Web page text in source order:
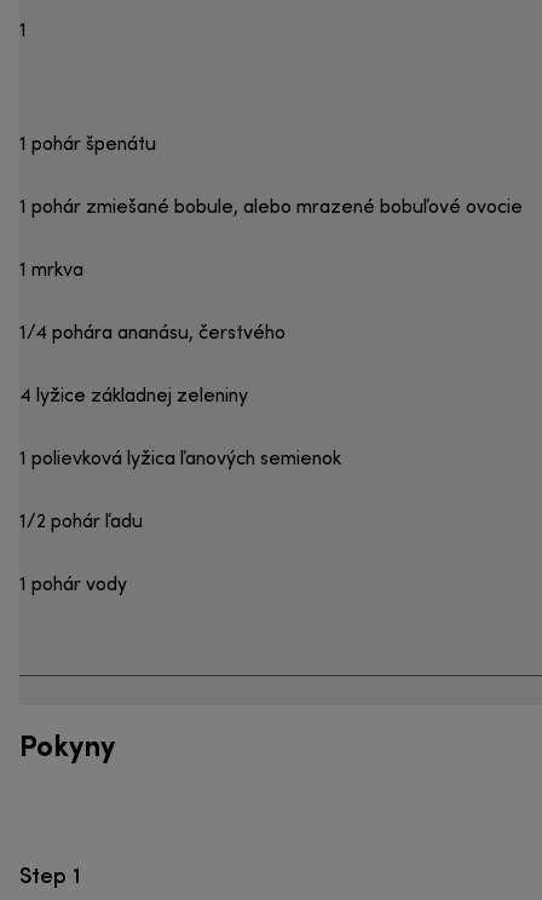
1
1 pohár špenátu
1 pohár zmiešané bobule, alebo mrazené bobuľové ovocie
1 mrkva
1/4 pohára ananásu, čerstvého
4 lyžice základnej zeleniny
1 polievková lyžica ľanových semienok
1/2 pohár ľadu
1 pohár vody
Pokyny
Step 1